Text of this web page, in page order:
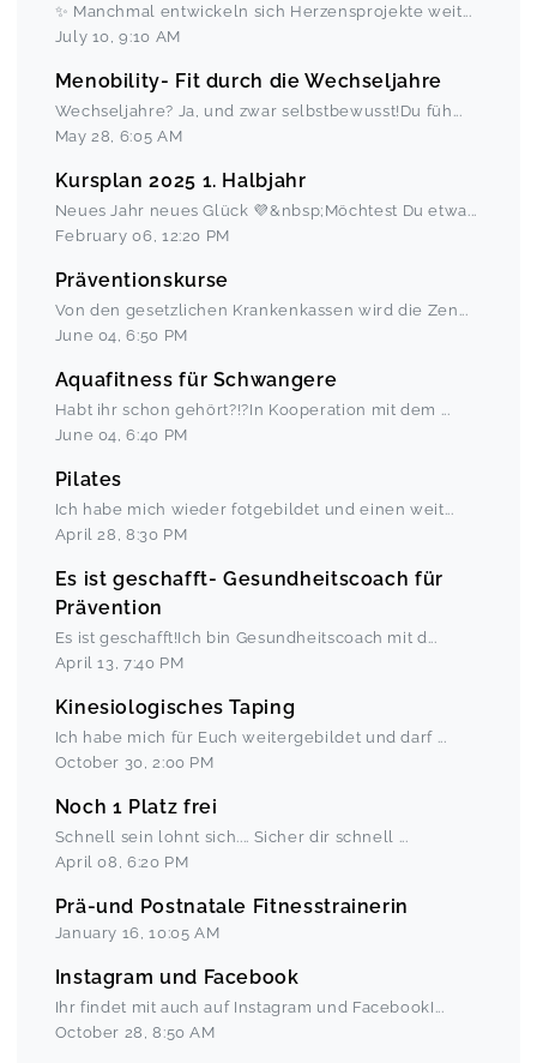
✨ Manchmal entwickeln sich Herzensprojekte weit...
July 10 ,9:10 AM
Menobility- Fit durch die Wechseljahre
Wechseljahre? Ja, und zwar selbstbewusst!Du füh ...
May 28 6:05 AM
Kursplan 2025 1. Halbjahr
Neues Jahr neues Glück 💜&nbsp;Möchtest Du etwa ...
February 06 12:20 PM
Präventionskurse
Von den gesetzlichen Krankenkassen wird die Zen ...
June 04 ,6:50 PM
Aquafitness für Schwangere
Habt ihr schon gehört?!?In Kooperation mit dem ...
June 04 ,6:40 PM
Pilates
Ich habe mich wieder fotgebildet und einen weit...
April 28 ,8:30 PM
Es ist geschafft- Gesundheitscoach für
Prävention
Es ist geschafft!Ich bin Gesundheitscoach mit d ...
April 13 ,7:40 PM
Kinesiologisches Taping
Ich habe mich für Euch weitergebildet und darf ...
October 30 2:00 PM
Noch 1 Platz frei
Schnell sein lohnt sich.... Sicher dir schnell ...
April 08 ,6:20 PM
Prä-und Postnatale Fitnesstrainerin
January 16 ,10:05 AM
Instagram und Facebook
Ihr findet mit auch auf Instagram und FacebookI ...
October 28 ,8:50 AM